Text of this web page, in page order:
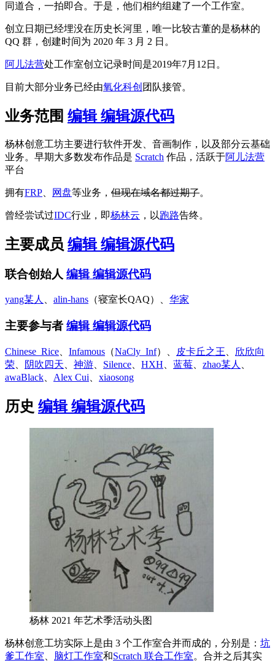
同道合，一拍即合。于是，他们相约组建了一个工作室。
创立日期已经埋没在历史长河里，唯一比较古董的是杨林的
QQ 群，创建时间为 2020 年 3 月 2 日。
阿儿法营处工作室创立记录时间是2019年7月12日。
目前大部分业务已经由氧化科创 团队接管。
业务范围 编辑 编辑源代码
杨林创意工坊主要进行软件开发、音画制作，以及部分云基础
业务。早期大多数发布作品是 Scratch 作品，活跃于阿儿法营
平台
拥有FRP 网盘等业务， 但现在域名都过期了。
曾经尝试过IDC行业，即杨林云 ，以跑路告终。
主要成员 编辑 编辑源代码
联合创始人 编辑 编辑源代码
yang某人 alin-hans （寝室长QAQ）、 华家
主要参与者 编辑 编辑源代码
Chinese_Rice Infamous （NaCly_Inf）、 皮卡丘之王
欣欣向
荣
阴吹四天 神游 Silence HXH 蓝莓 zhao某人
awaBlack
Alex Cui xiaosong
历史 编辑 编辑源代码
杨林 2021 年艺术季活动头图
杨林创意工坊实际上是由 3 个工作室合并而成的，分别是： 坑
爹工作室、 脑灯工作室和Scratch 联合工作室。合并之后其实